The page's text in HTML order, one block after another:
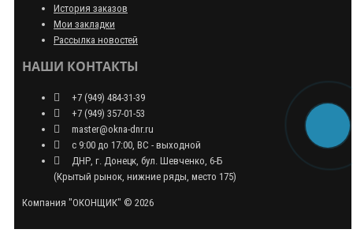
История заказов
Мои закладки
Рассылка новостей
НАШИ КОНТАКТЫ
+7 (949) 484-31-39
+7 (949) 357-01-53
master@okna-dnr.ru
с 9:00 до 17:00, ВС - выходной
ДНР, г. Донецк, бул. Шевченко, 6-Б
(Крытый рынок, нижние ряды, место 175)
Компания "ОКОНЩИК" © 2026